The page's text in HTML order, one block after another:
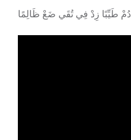
دُمْ طَيِّبًا زِدْ فِي تُقَي ضَعْ ظَالِمًا